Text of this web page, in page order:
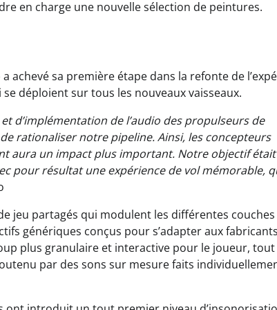
en charge une nouvelle sélection de peintures.
achevé sa première étape dans la refonte de
déploient sur tous les nouveaux vaisseaux.
d’implémentation de l’audio des propulseurs de
rationaliser notre pipeline. Ainsi, les concepteurs
aura un impact plus important. Notre objectif était
pour résultat une expérience de vol mémorable,
jeu partagés qui modulent les différentes
génériques conçus pour s’adapter aux
plus granulaire et interactive pour le joueur, tout
par des sons sur mesure faits